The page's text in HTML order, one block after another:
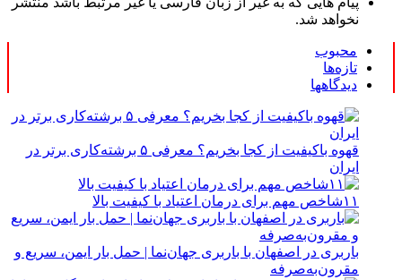
نخواهد شد.
محبوب
تازه‌ها
دیدگاهها
قهوه باکیفیت از کجا بخریم؟ معرفی ۵ برشته‌کاری برتر در
ایران
۱۱شاخص مهم برای درمان اعتیاد با کیفیت بالا
باربری در اصفهان با باربری جهان‌نما | حمل بار ایمن، سریع و
مقرون‌به‌صرفه